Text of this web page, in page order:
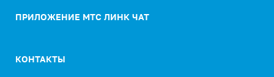
ПРИЛОЖЕНИЕ МТС ЛИНК ЧАТ
КОНТАКТЫ